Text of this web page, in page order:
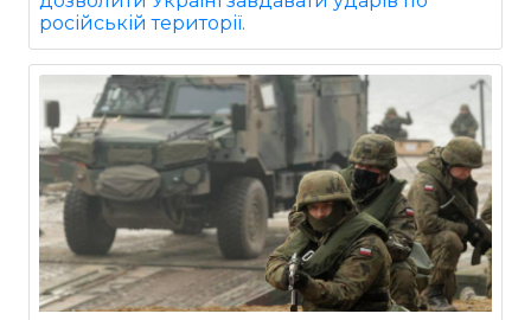
російській території.